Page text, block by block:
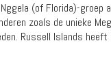
(of Florida)-
zoals de unieke
Russell Islands